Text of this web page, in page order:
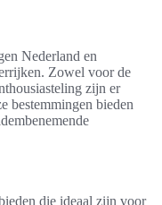
Nederland en
Zowel voor de
zijn er
bestemmingen bieden
die ideaal zijn voor